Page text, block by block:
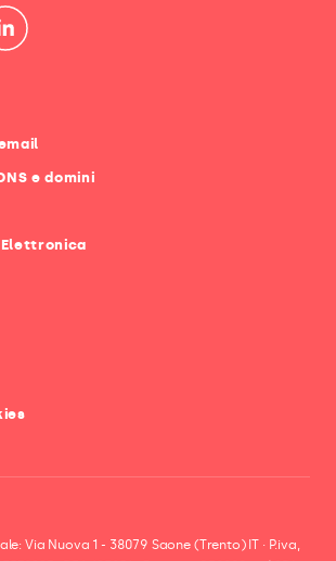
e domini
Via Nuova 1 - 38079 Saone (Trento) IT · P.iva,